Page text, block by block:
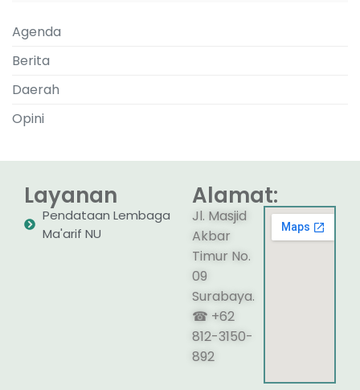
Agenda
Berita
Daerah
Opini
Layanan
Pendataan Lembaga
Ma'arif NU
Alamat:
Jl. Masjid
Akbar
Timur No.
09
Surabaya.
☎ +62
812-3150-
892